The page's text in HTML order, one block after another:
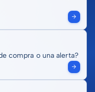
compra o una alerta?